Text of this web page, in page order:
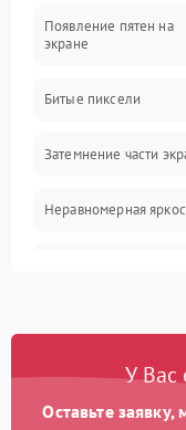
Сигнал и приём
Механические
Программное
Сеть и подключения
Аудио
Появление пятен на
экране
Битые пиксели
Затемнение части
Неравномерная
У Вас
Оставьте